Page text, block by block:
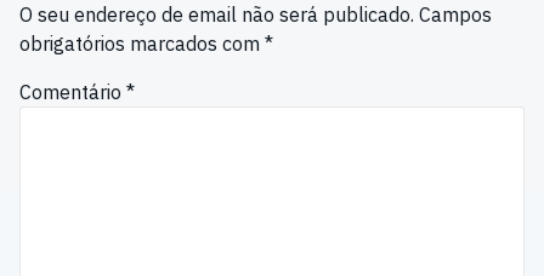
O seu endereço de email não será publicado. Campos
obrigatórios marcados com *
Comentário *